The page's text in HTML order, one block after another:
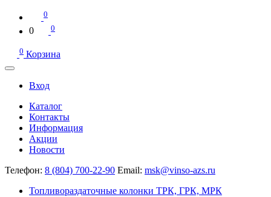
0
0 0
0 Корзина
Вход
Каталог
Контакты
Информация
Акции
Новости
Телефон: 8 (804) 700-22-90 Email: msk@vinso-azs.ru
Топливораздаточные колонки ТРК, ГРК, МРК